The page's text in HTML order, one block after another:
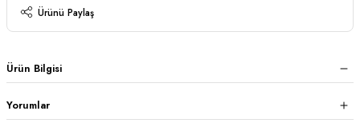
Ürünü Paylaş
Ürün Bilgisi
Yorumlar